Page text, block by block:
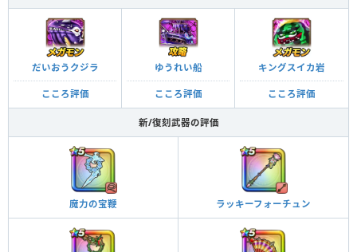
だいおうクジラ
こころ評価
ゆうれい船
こころ評価
キングスイカ岩
こころ評価
新/復刻武器の評価
魔力の宝鞭 ラッキーフォーチュン